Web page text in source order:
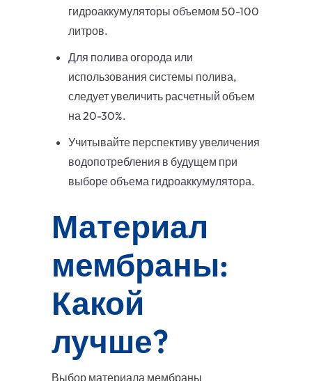
гидроаккумуляторы объемом 50-100
литров.
Для полива огорода или
использования системы полива,
следует увеличить расчетный объем
на 20-30%.
Учитывайте перспективу увеличения
водопотребления в будущем при
выборе объема гидроаккумулятора.
Материал
мембраны:
Какой
лучше?
Выбор материала мембраны